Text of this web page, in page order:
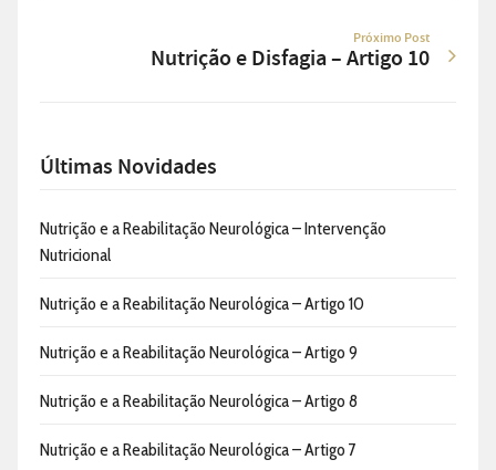
Próximo Post
Nutrição e Disfagia – Artigo 10
Últimas Novidades
Nutrição e a Reabilitação Neurológica – Intervenção
Nutricional
Nutrição e a Reabilitação Neurológica – Artigo 10
Nutrição e a Reabilitação Neurológica – Artigo 9
Nutrição e a Reabilitação Neurológica – Artigo 8
Nutrição e a Reabilitação Neurológica – Artigo 7